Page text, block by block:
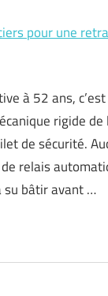
pour une
à 52 ans,
rigide
de sécurité.
relais
su bâtir avant …